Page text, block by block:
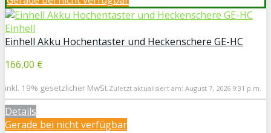
Einhell
Einhell Akku Hochentaster und Heckenschere GE-HC
166,00 €
inkl. 19% gesetzlicher MwSt.Zuletzt aktualisiert am: August 7, 2026 9:31 p.m.
Details
Gerade bei nicht verfügbar